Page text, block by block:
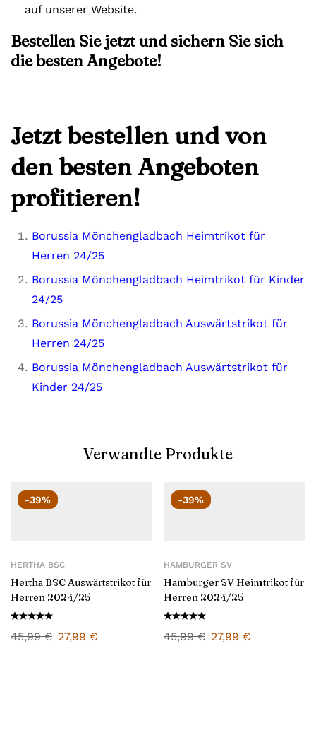
auf unserer Website.
Bestellen Sie jetzt und sichern Sie sich
die besten Angebote!
Jetzt bestellen und von
den besten Angeboten
profitieren!
Borussia Mönchengladbach Heimtrikot für
Herren 24/25
Borussia Mönchengladbach Heimtrikot für Kinder
24/25
Borussia Mönchengladbach Auswärtstrikot für
Herren 24/25
Borussia Mönchengladbach Auswärtstrikot für
Kinder 24/25
Verwandte Produkte
-39%
HERTHA BSC
Hertha BSC Auswärtstrikot für
Herren 2024/25
45,99€ 27,99 €
-39%
HAMBURGER SV
Hamburger SV Heimtrikot für
Herren 2024/25
45,99€ 27,99 €